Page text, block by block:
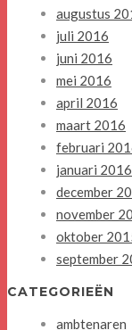
augustus
juli 2016
juni 2016
mei 2016
april 2016
maart 2016
februari
januari 2016
december
november
oktober
september
CATEGORIEËN
ambtenaren